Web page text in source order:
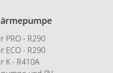
PRO - R290
ECO - R290
K - R410A